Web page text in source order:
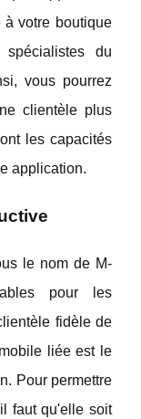
votre boutique
du
vous pourrez
clientèle plus
les capacités
application.
le nom de M-
pour les
fidèle de
liée est le
Pour permettre
faut qu'elle soit